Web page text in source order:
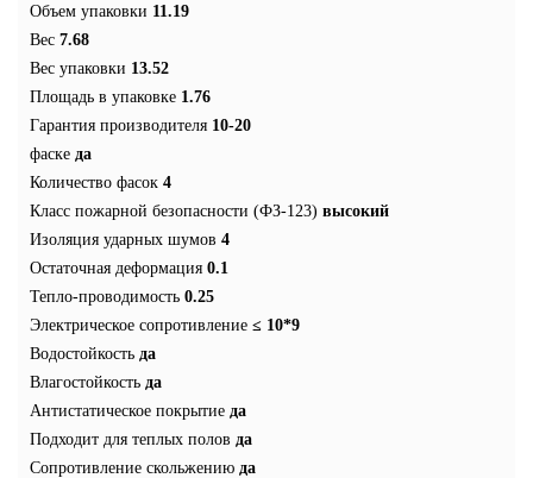
Объем упаковки 11.19
Вес 7.68
Вес упаковки 13.52
Площадь в упаковке 1.76
Гарантия производителя 10-20
фаске да
Количество фасок 4
Класс пожарной безопасности (ФЗ-123) высокий
Изоляция ударных шумов 4
Остаточная деформация 0.1
Тепло-проводимость 0.25
Электрическое сопротивление ≤ 10*9
Водостойкость да
Влагостойкость да
Антистатическое покрытие да
Подходит для теплых полов да
Сопротивление скольжению да